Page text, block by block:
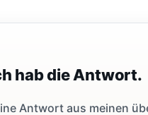
hab die Antwort.
Antwort aus meinen